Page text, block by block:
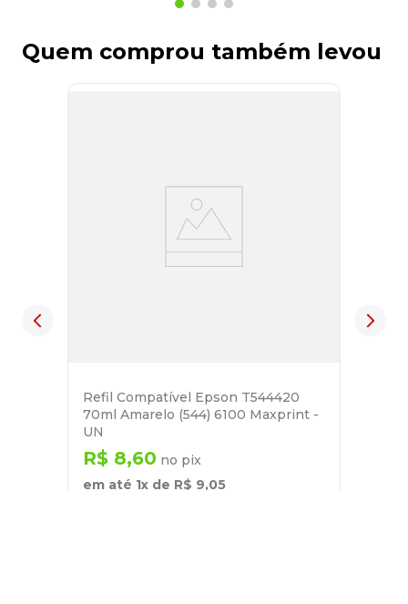
Quem comprou também levou
Refil Compatível Epson T544420
70ml Amarelo (544) 6100 Maxprint -
UN
R$ 8,60 no pix
em até 1x de R$ 9,05